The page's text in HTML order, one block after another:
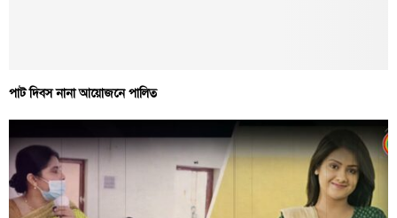
পাট দিবস নানা আয়োজনে পালিত